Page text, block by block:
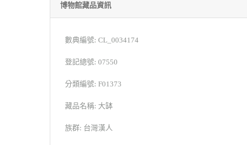
博物館藏品資訊
數典編號: CL_0034174
登記總號: 07550
分類編號: F01373
藏品名稱: 大缽
族群: 台灣漢人